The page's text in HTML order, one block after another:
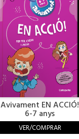
Avivament EN ACCIÓ!
6-7 anys
VER/COMPRAR